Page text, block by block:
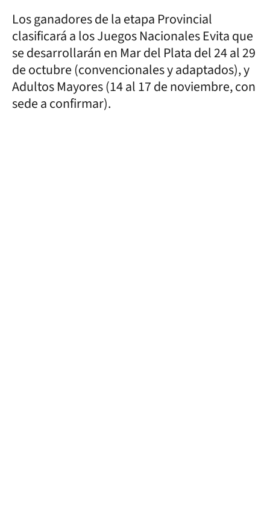
Los ganadores de la etapa Provincial
clasificará a los Juegos Nacionales Evita que
se desarrollarán en Mar del Plata del 24 al 29
de octubre (convencionales y adaptados), y
Adultos Mayores (14 al 17 de noviembre, con
sede a confirmar).